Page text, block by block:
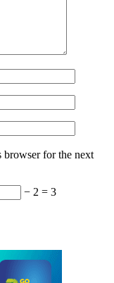
browser for the next
− 2 = 3